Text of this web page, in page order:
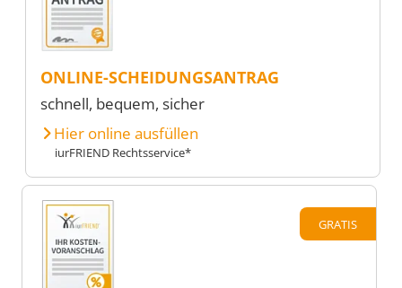
ONLINE-SCHEIDUNGSANTRAG
schnell, bequem, sicher
Hier online ausfüllen
iurFRIEND Rechtsservice*
GRATIS